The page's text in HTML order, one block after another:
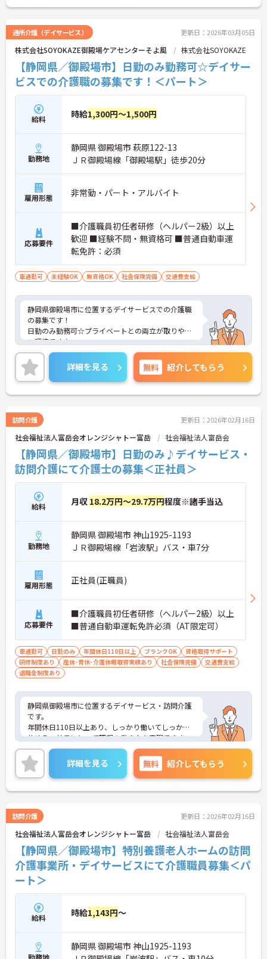
通所介護（デイサービス） 更新日：2026年03月05日
株式会社SOYOKAZE御殿場ケアセンターそよ風 株式会社SOYOKAZE
【静岡県／御殿場市】日勤のみ勤務可☆デイサー
ビスでの介護職の募集です！＜パート＞
給料 時給1,300円～1,500円
勤務地
静岡県 御殿場市 萩原122-13
ＪＲ御殿場線「御殿場駅」徒歩20分
雇用形態 非常勤・パート・アルバイト
応募要件
■介護職員初任者研修（ヘルパー2級）以上
歓迎 ■経験不問・無資格可 ■普通自動車運
転免許：必須
車通勤可 未経験OK 無資格OK 社会保険完備 交通費支給
静岡県御殿場市に位置するデイサービスでの介護職
の募集です！
日勤のみ勤務可☆プライベートとの両立が取りやす
い環境です♪
福利厚生・各種手当が充実しているので、安心して
働くことができます◎
ご興味ある方には、面接対策ポイントなど、さらに
詳細をお話しいたしますのでお気軽にご相談くださ
い。
詳細を見る 無料 紹介してもらう
訪問介護 更新日：2026年02月16日
社会福祉法人富岳会オレンジシャトー富岳 社会福祉法人富岳会
【静岡県／御殿場市】日勤のみ♪デイサービス・
訪問介護にて介護士の募集＜正社員＞
給料 月収 18.2万円～29.7万円程度※諸手当込
勤務地
静岡県 御殿場市 神山1925-1193
ＪＲ御殿場線「岩波駅」バス・車7分
雇用形態 正社員(正職員)
応募要件
■介護職員初任者研修（ヘルパー2級）以上
■普通自動車運転免許必須（AT限定可）
車通勤可 日勤のみ 年間休日110日以上 ブランクOK
資格取得サポート
研修制度あり
産休･育休･介護休暇取得実績あり 社会保険完備
交通費支給
退職金制度あり
静岡県御殿場市に位置するデイサービス・訪問介護
です。
年間休日110日以上あり、しっかり働いてしっかり
休める、社員にとって理想の働き方を実現できま
す。
日勤帯のみのお仕事ですので、ご家庭をお持ちの方
も働きやすい勤務時間でオススメです。
ご興味をお持ちの方はお気軽にお問い合わせくださ
い。
詳細を見る 無料 紹介してもらう
訪問介護 更新日：2026年02月16日
社会福祉法人富岳会オレンジシャトー富岳 社会福祉法人富岳会
【静岡県／御殿場市】特別養護老人ホームの訪問
介護事業所・デイサービスにて介護職員募集＜パ
ート＞
給料 時給1,143円～
勤務地
静岡県 御殿場市 神山1925-1193